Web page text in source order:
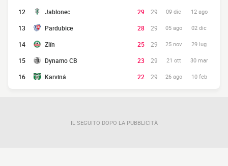
12 Jablonec 29 29 09 dic 12 ago
13 Pardubice 28 29 05 ago 02 dic
14 Zlín 25 29 25 nov 29 lug
15 Dynamo CB 23 29 21 ott 30 mar
16 Karviná 22 29 26 ago 10 feb
IL SEGUITO DOPO LA PUBBLICITÀ